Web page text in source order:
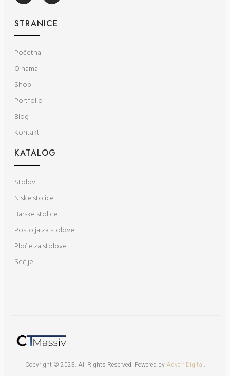
STRANICE
Početna
O nama
Shop
Portfolio
Blog
Kontakt
KATALOG
Stolovi
Niske stolice
Barske stolice
Postolja za stolove
Ploče za stolove
Sećije
Copyright © 2023. All Rights Reserved. Powered by Adverr Digital.